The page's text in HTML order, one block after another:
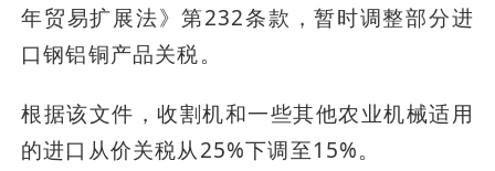
年贸易扩展法》第232条款，暂时调整部分进
口钢铝铜产品关税。
根据该文件，收割机和一些其他农业机械适用
的进口从价关税从25%下调至15%。